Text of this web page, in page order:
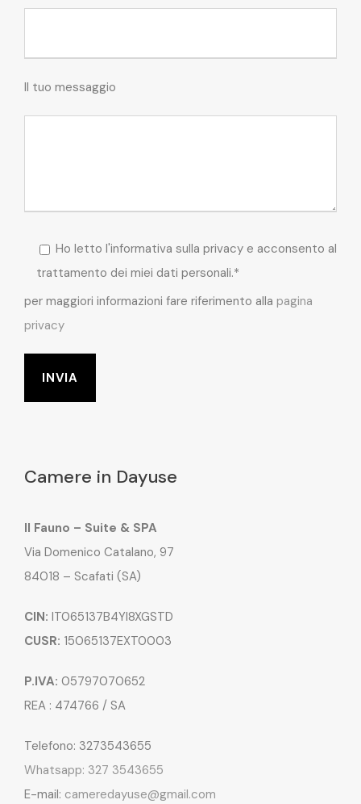
Il tuo messaggio
Ho letto l'informativa sulla privacy e acconsento al
trattamento dei miei dati personali.*
per maggiori informazioni fare riferimento alla pagina
privacy
Camere in Dayuse
Il Fauno – Suite & SPA
Via Domenico Catalano, 97
84018 – Scafati (SA)
CIN: IT065137B4YI8XGSTD
CUSR: 15065137EXT0003
P.IVA: 05797070652
REA : 474766 / SA
Telefono: 3273543655
Whatsapp: 327 3543655
E-mail: cameredayuse@gmail.com